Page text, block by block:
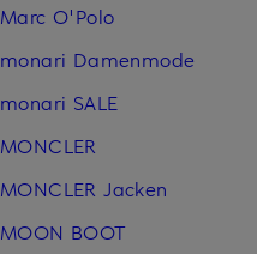
Marc O'Polo
monari Damenmode
monari SALE
MONCLER
MONCLER Jacken
MOON BOOT